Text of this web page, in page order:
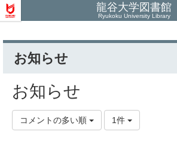
龍谷大学図書館
Ryukoku University Library
お知らせ
お知らせ
コメントの多い順 1件